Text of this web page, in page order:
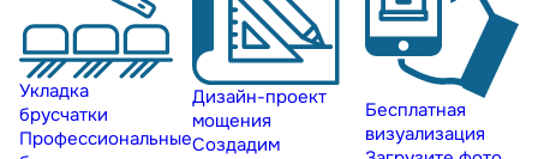
Укладка
брусчатки
Профессиональные
Дизайн-проект
мощения
Создадим
Бесплатная
визуализация